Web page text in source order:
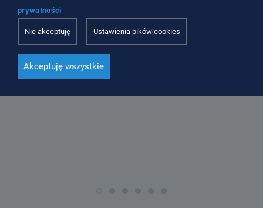
Jak przygotować dokumenty zszyte, spięte i
opisane do digitalizacji? Praktyczna checklista
przed przekazaniem dokumentacji
Czytaj więcej
prywatności
Nie akceptuję Ustawienia pików cookies
Akceptuję wszystkie